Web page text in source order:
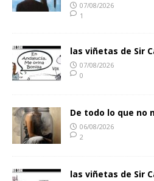
07/08/2026
1
las viñetas de Sir
07/08/2026
0
De todo lo que no
06/08/2026
2
las viñetas de Sir